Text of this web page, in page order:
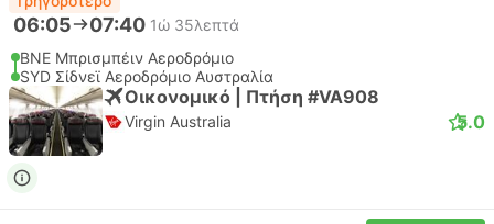
06:05 07:40 1ώ 35λεπτά
BNE Μπρισμπέιν Αεροδρόμιο
SYD Σίδνεϊ Αεροδρόμιο Αυστραλία
Οικονομικό | Πτήση #VA908
Virgin Australia 5.0